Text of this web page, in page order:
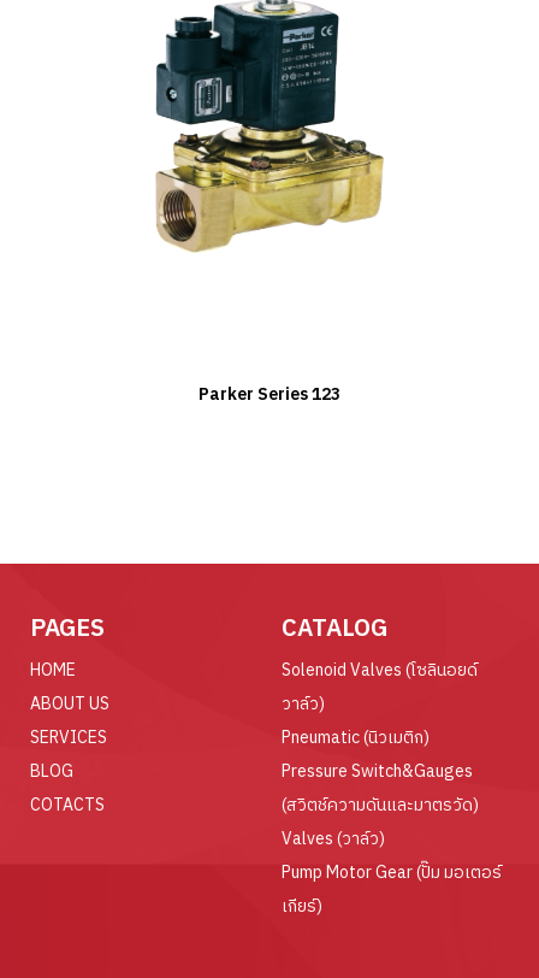
Parker Series 123
PAGES
HOME
ABOUT US
SERVICES
BLOG
COTACTS
CATALOG
Solenoid Valves (โซลินอยด์
วาล์ว)
Pneumatic (นิวเมติก)
Pressure Switch&Gauges
(สวิตช์ความดันและมาตรวัด)
Valves (วาล์ว)
Pump Motor Gear (ปั๊ม มอเตอร์
เกียร์)